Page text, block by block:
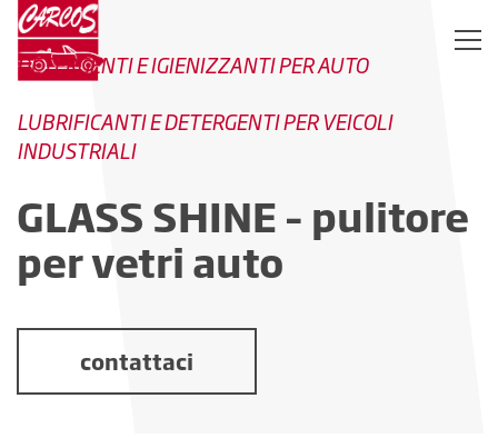
DETERGENTI E IGIENIZZANTI PER AUTO
LUBRIFICANTI E DETERGENTI PER VEICOLI
INDUSTRIALI
GLASS SHINE – pulitore
per vetri auto
contattaci